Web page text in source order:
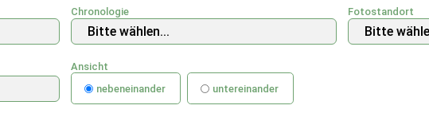
Chronologie Fotostandort
Ansicht
nebeneinander
untereinander